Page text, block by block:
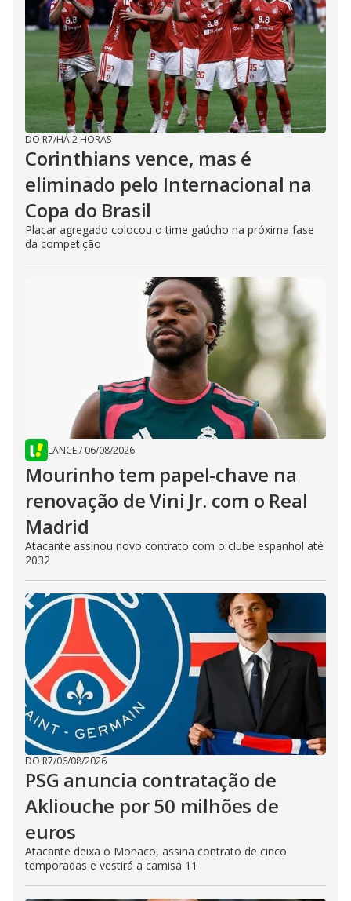
DO R7/HÁ 2 HORAS
Corinthians vence, mas é
eliminado pelo Internacional na
Copa do Brasil
Placar agregado colocou o time gaúcho na próxima fase
da competição
LANCE/ 06/08/2026
Mourinho tem papel-chave na
renovação de Vini Jr. com o Real
Madrid
Atacante assinou novo contrato com o clube espanhol até
2032
DO R7/06/08/2026
PSG anuncia contratação de
Akliouche por 50 milhões de
euros
Atacante deixa o Monaco, assina contrato de cinco
temporadas e vestirá a camisa 11